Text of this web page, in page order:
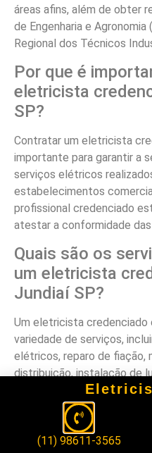
áreas afins, além de obter
de Engenharia e Agronomia
Regional dos Técnicos
Por que é
eletricista
SP?
Contratar um eletricista
importante para garantir a
serviços elétricos
estabelecimentos
profissional credenciado
atestar a conformidade
Quais são os
um eletricista
Jundiaí SP?
Um eletricista credenciado
variedade de serviços,
elétricos, reparo de fiação,
distribuição, instalação de
Como verificar a
eletricista em
(11) 98611-3565